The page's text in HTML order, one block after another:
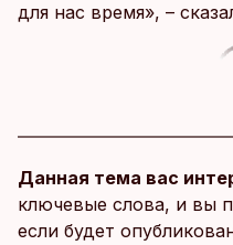
для нас время», –
Данная тема вас
ключевые слова, и вы
если будет